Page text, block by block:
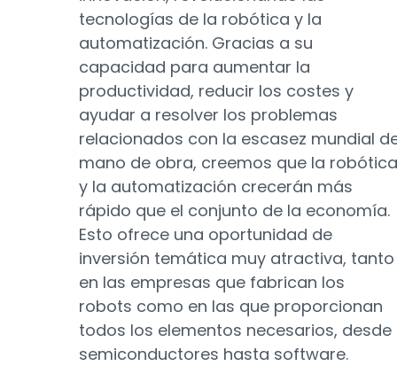
tecnologías de la robótica y la
automatización. Gracias a su
capacidad para aumentar la
productividad, reducir los costes y
ayudar a resolver los problemas
relacionados con la escasez mundial
mano de obra, creemos que la robótica
y la automatización crecerán más
rápido que el conjunto de la economía.
Esto ofrece una oportunidad de
inversión temática muy atractiva, tanto
en las empresas que fabrican los
robots como en las que proporcionan
todos los elementos necesarios, desde
semiconductores hasta software.